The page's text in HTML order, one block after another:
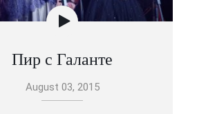
Пир с Галанте
August 03, 2015